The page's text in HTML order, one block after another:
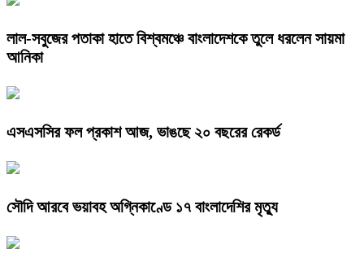
লাল-সবুজের পতাকা হাতে বিশ্বমঞ্চে বাংলাদেশকে তুলে ধরলেন সায়মা
আনিকা
এসএসসির ফল প্রকাশ আজ, ভাঙছে ২০ বছরের রেকর্ড
সৌদি আরবে ভয়াবহ অগ্নিকাণ্ডে ১৭ বাংলাদেশির মৃত্যু